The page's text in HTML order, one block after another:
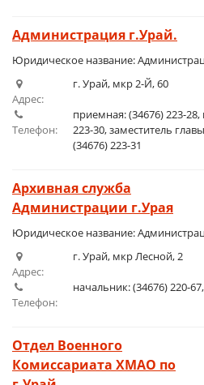
Администрация г.Урай.
Юридическое название:
Адрес:
г. Урай, мкр 2-Й, 60
Телефон:
приемная: (34676) 223-
223-30, заместитель
(34676) 223-31
Архивная служба
Администрации г.Урая
Юридическое название:
Адрес:
г. Урай, мкр Лесной, 2
Телефон:
начальник: (34676) 220-
Отдел Военного
Комиссариата ХМАО по